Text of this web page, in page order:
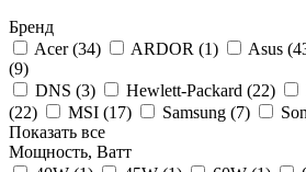
Бренд
Acer (34) ARDOR (1) Asus (
(9)
DNS (3) Hewlett-Packard (22)
(22) MSI (17) Samsung (7)
Показать все
Мощность, Ватт